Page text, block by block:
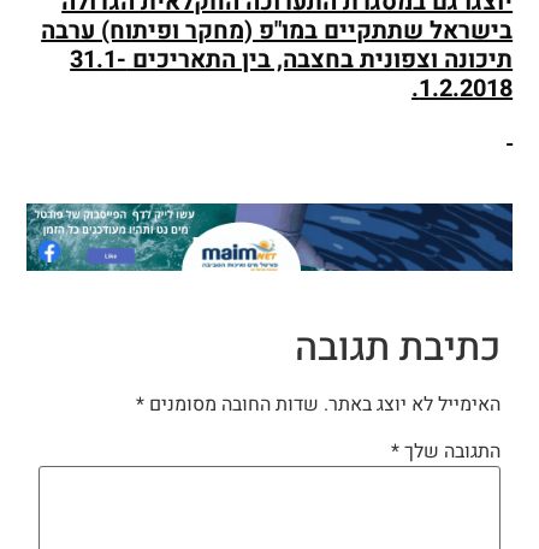
בישראל שתתקיים במו"פ (מחקר ופיתוח) ערבה
תיכונה וצפונית בחצבה, בין התאריכים 31.1-
1.2.2018.
כתיבת תגובה
האימייל לא יוצג באתר. שדות החובה מסומנים *
התגובה שלך*